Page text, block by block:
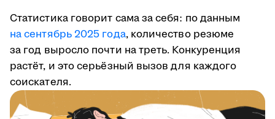
Статистика говорит сама за себя: по данным
на сентябрь 2025 года, количество резюме
за год выросло почти на треть. Конкуренция
растёт, и это серьёзный вызов для каждого
соискателя.